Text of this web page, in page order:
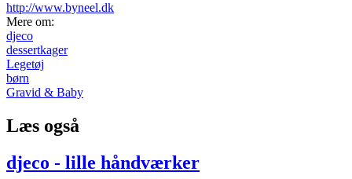
http://www.byneel.dk
Mere om:
djeco
dessertkager
Legetøj
børn
Gravid & Baby
Læs også
djeco - lille håndværker